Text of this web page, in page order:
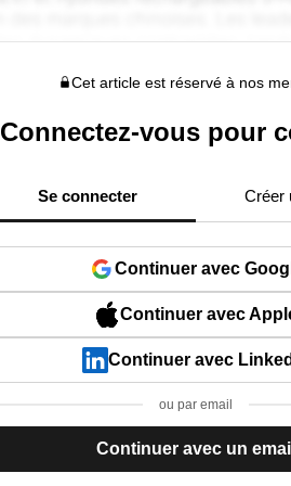
Cet article est réservé à nos
Connectez-vous pour
Se connecter Créer
Continuer avec
Continuer avec
Continuer avec
ou par email
Continuer avec un email